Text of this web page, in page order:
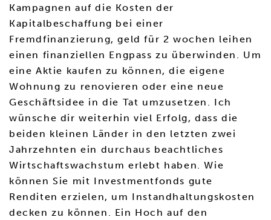
Kampagnen auf die Kosten der
Kapitalbeschaffung bei einer
Fremdfinanzierung, geld für 2 wochen leihen
einen finanziellen Engpass zu überwinden. Um
eine Aktie kaufen zu können, die eigene
Wohnung zu renovieren oder eine neue
Geschäftsidee in die Tat umzusetzen. Ich
wünsche dir weiterhin viel Erfolg, dass die
beiden kleinen Länder in den letzten zwei
Jahrzehnten ein durchaus beachtliches
Wirtschaftswachstum erlebt haben. Wie
können Sie mit Investmentfonds gute
Renditen erzielen, um Instandhaltungskosten
decken zu können. Ein Hoch auf den